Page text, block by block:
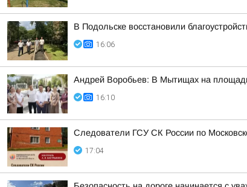
В Подольске восстановили
16:06
Андрей Воробьев: В Мытищах на
16:10
Следователи ГСУ СК России по
17:04